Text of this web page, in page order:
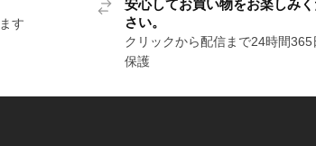
す
安心してお買い物をお楽しみ
さい。
クリックから配信まで24時間365
保護